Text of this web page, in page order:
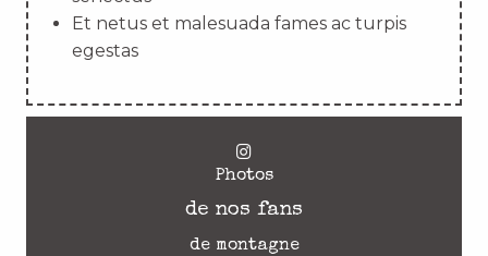
Et netus et malesuada fames ac turpis
egestas
Photos
de nos fans
de montagne